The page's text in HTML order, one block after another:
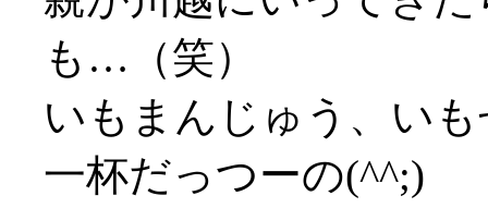
も…（笑）
いもまんじゅう、い
一杯だっつーの(^^;)